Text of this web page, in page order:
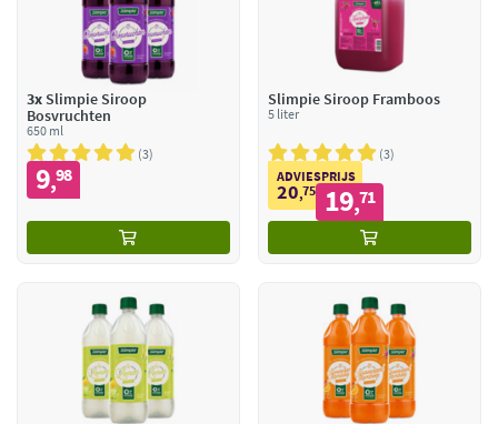
3x Slimpie Siroop
Bosvruchten
650 ml
3
9,98
Slimpie Siroop Framboos
5 liter
3
ADVIESPRIJS
20,75 19,71